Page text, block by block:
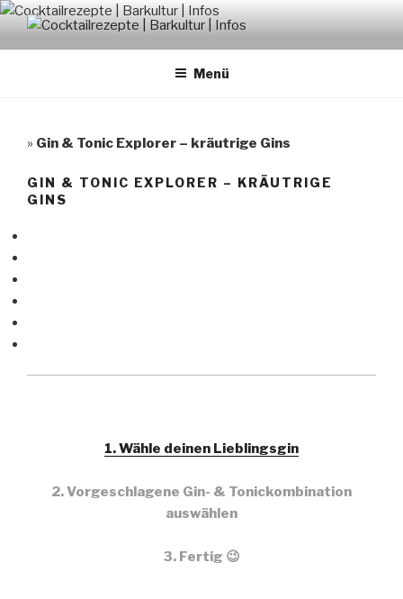
Zum
Inhalt
springenCOCKTAILREZEPTE |
BARKULTUR | INFOS
Menü
» Gin & Tonic Explorer – kräutrige Gins
GIN & TONIC EXPLORER – KRÄUTRIGE
GINS
1. Wähle deinen Lieblingsgin
2. Vorgeschlagene Gin- & Tonickombination
auswählen
3. Fertig 😉